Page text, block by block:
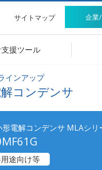
サイトマップ 企業
援ツール
インアップ
コンデンサ
電解コンデンサ MLAシリ
途向け等